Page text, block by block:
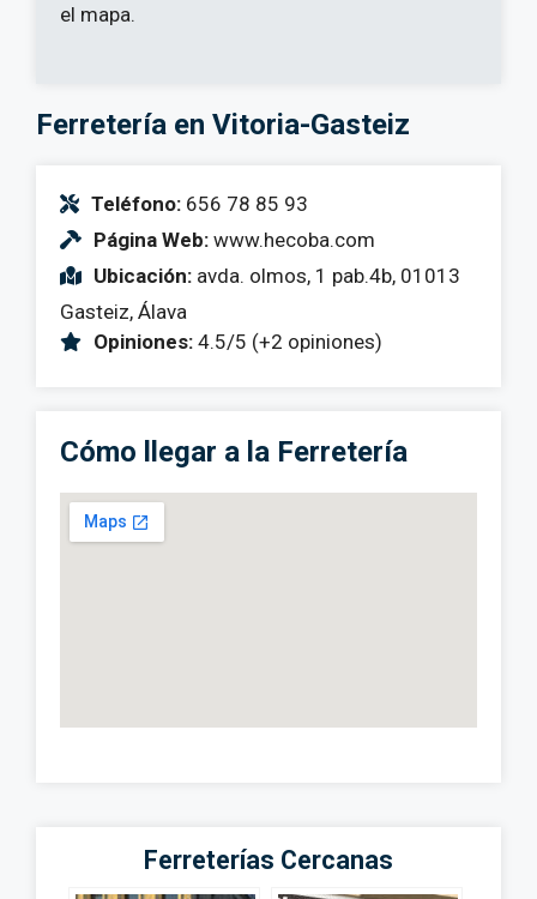
el mapa.
Ferretería en Vitoria-Gasteiz
Teléfono: 656 78 85 93
Página Web: www.hecoba.com
Ubicación: avda. olmos, 1 pab.4b, 01013
Gasteiz, Álava
Opiniones: 4.5/5 (+2 opiniones)
Cómo llegar a la Ferretería
Ferreterías Cercanas